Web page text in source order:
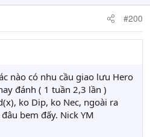
#200
nào có nhu cầu giao lưu Hero
đánh ( 1 tuần 2,3 lần )
ko Dip, ko Nec, ngoài ra
bem đấy. Nick YM